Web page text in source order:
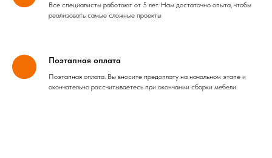
Все специалисты работают от 5 лет. Нам достаточно опыта, чтобы
реализовать самые сложные проекты
Поэтапная оплата
Поэтапная оплата. Вы вносите предоплату на начальном этапе и
окончательно рассчитываетесь при окончании сборки мебели.